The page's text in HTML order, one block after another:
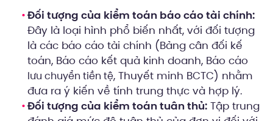
Đối tượng của kiểm toán báo cáo tài chính:
Đây là loại hình phổ biến nhất, với đối tượng
là các báo cáo tài chính (Bảng cân đối kế
toán, Báo cáo kết quả kinh doanh, Báo cáo
lưu chuyển tiền tệ, Thuyết minh BCTC) nhằm
đưa ra ý kiến về tính trung thực và hợp lý.
Đối tượng của kiểm toán tuân thủ: Tập trung